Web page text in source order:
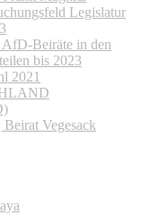
Legislatur
Beiräte in den
bis 2023
2021
Vegesack